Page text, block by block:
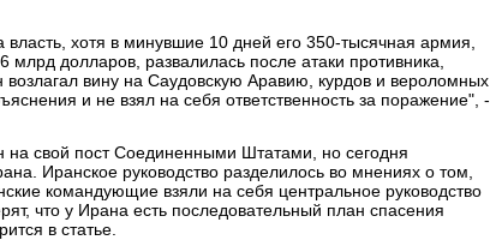
хотя в минувшие 10 дней его 350-тысячная армия,
долларов, развалилась после атаки противника,
вину на Саудовскую Аравию, курдов и вероломных
и не взял на себя ответственность за поражение", -
на свой пост Соединенными Штатами, но сегодня
Иранское руководство разделилось во мнениях о том,
командующие взяли на себя центральное руководство
что у Ирана есть последовательный план спасения
в статье.